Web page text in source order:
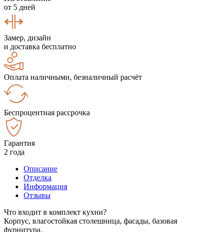
от 5 дней
Замер, дизайн
и доставка бесплатно
Оплата наличными, безналичный расчёт
Беспроцентная рассрочка
Гарантия
2 года
Описание
Отделка
Информация
Отзывы
Что входит в комплект кухни?
Корпус, влагостойкая столешница, фасады, базовая
фурнитура.